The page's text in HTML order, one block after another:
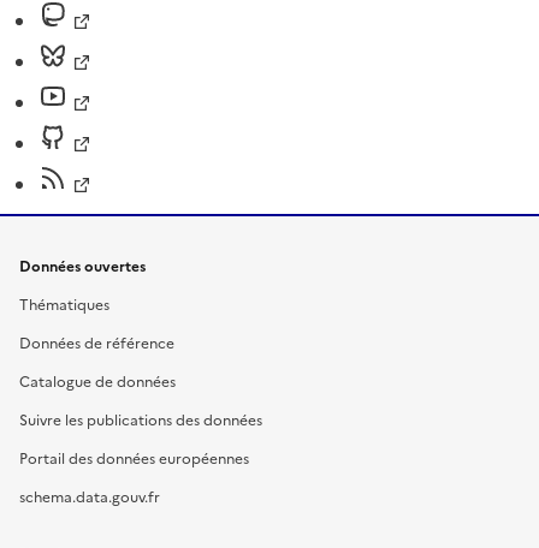
Données ouvertes
Thématiques
Données de référence
Catalogue de données
Suivre les publications des données
Portail des données européennes
schema.data.gouv.fr